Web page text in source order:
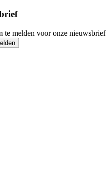
te melden voor onze nieuwsbrief